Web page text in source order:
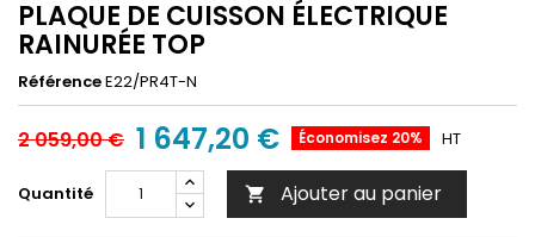
PLAQUE DE CUISSON ÉLECTRIQUE
RAINURÉE TOP
RéférenceE22/PR4T-N
2 059,00 € 1 647,20 € Économisez 20% HT
Quantité  Ajouter au panier